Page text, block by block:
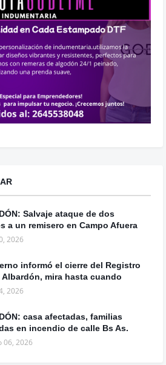
Salvaje ataque de dos
a un remisero en Campo Afuera
2026
informó el cierre del Registro
Albardón, mira hasta cuando
2026
casa afectadas, familias
en incendio de calle Bs As.
06, 2026